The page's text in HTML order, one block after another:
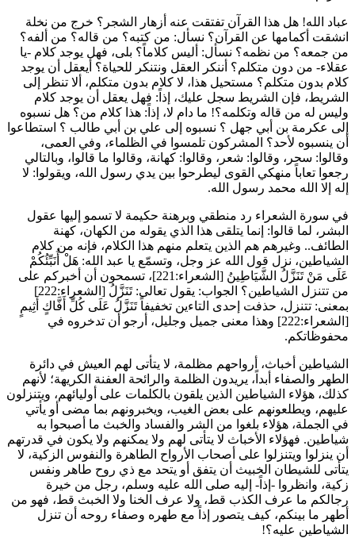
عباد الله! هل هذا القرآن تفتقت عنه أزهار الشجر؟ خرج من نخلة
انشقت أكمامها عن القرآن؟ نسأل: من كتبه؟ من قاله؟ من ألفه؟
من جمعه؟ من نظمه؟ نسأل: أليس كلاماً؟ بلى، فهل يوجد كلام -يا
عقلاء- من دون متكلم؟ أننكر العقل ونتنكر للحياة؟ أيعقل أن يوجد
كلام بدون متكلم؟ مستحيل هذا، لا كلام بدون متكلم، ألا تنظر إلى
الشريط، فإن الشريط سجل عليك، إذاً: فهل يعقل أن يوجد كلام
وليس له من قاله وتكلمه؟! ما دام لا، إذاً: هذا كلام من؟ هل نسبوه
إلى عكرمة بن أبي جهل ؟ نسبوه إلى علي بن أبي طالب ؟ استطاعوا
أن ينسبوه لأحد؟ المشركون تلمسوا في الظلماء، وفي العمى،
وقالوا: سحر، وقالوا: شعر، وقالوا: كهانة، وقالوا ما قالوا، وبالتالي
رجعوا تعاباً منهكي القوى ليطرحوا بين يدي رسول الله، ويقولوا: لا
إله إلا الله محمد رسول الله.
في سورة الشعراء رد منطقي وبرهنة حكيمة لا تسمو إليها عقول
البشر، لما قالوا: إنما يتلقى هذا الذي يقوله من الكهان، كهنة
الطائف.. وغيرهم هم الذين يتعلم منهم هذا الكلام، فإنه من كلام
الشياطين، نزل قول الله عز وجل، وتسمّع يا عبد الله: هَلْ أُنَبِّئُكُمْ
عَلَى مَنْ تَنَزَّلُ الشَّيَاطِينُ
[الشعراء:221]، تسمحون أن أخبركم على
من تتنزل الشياطين؟ الجواب: يقول تعالى:تَنَزَّلُ
[الشعراء:222]
بمعنى: تتنزل، حذفت إحدى التاءين تخفيفاًتَنَزَّلُ عَلَى كُلِّ أَفَّاكٍ أَثِيمٍ
[الشعراء:222] وهذا معنى جميل وجليل، أرجو أن تدخروه في
محفوظاتكم.
الشياطين أخباث، أرواحهم مظلمة، لا يتأتى لهم العيش في دائرة
الطهر والصفاء أبداً، يريدون الظلمة والرائحة العفنة الكريهة؛ لأنهم
كذلك، هؤلاء الشياطين الذين يلقون بالكلمات على أوليائهم، ويتنزلون
عليهم، ويطلعونهم على بعض الغيب، ويخبرونهم بما مضى أو يأتي
في الجملة، هؤلاء بلغوا من الشر والفساد والخبث ما أصبحوا به
شياطين. فهؤلاء الأخباث لا يتأتى لهم ولا يمكنهم ولا يكون في قدرتهم
أن ينزلوا ويتنزلوا على أصحاب الأرواح الطاهرة والنفوس الزكية، لا
يتأتى للشيطان الخبيث أن يتفق أو يتحد مع ذي روح طاهر ونفس
زكية، وانظروا -إذاً- إليه صلى الله عليه وسلم، رجل من خيرة
رجالكم ما عرف الكذب قط، ولا عرف الخنا ولا الخبث قط، فهو من
أطهر ما بينكم، كيف يتصور إذاً مع طهره وصفاء روحه أن تنزل
الشياطين عليه؟!